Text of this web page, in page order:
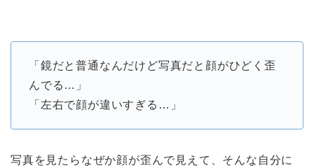
「鏡だと普通なんだけど写真だと顔がひどく歪
んでる…」
「左右で顔が違いすぎる…」
写真を見たらなぜか顔が歪んで見えて、そんな自分に